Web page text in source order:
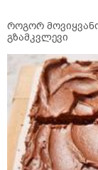
როგორ
გზამკვლევი